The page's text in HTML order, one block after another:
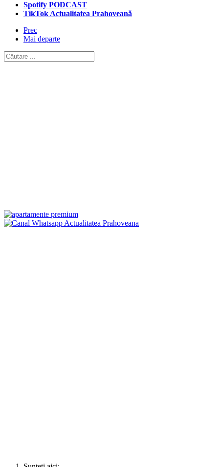
Spotify PODCAST
TikTok Actualitatea Prahoveană
Prec
Mai departe